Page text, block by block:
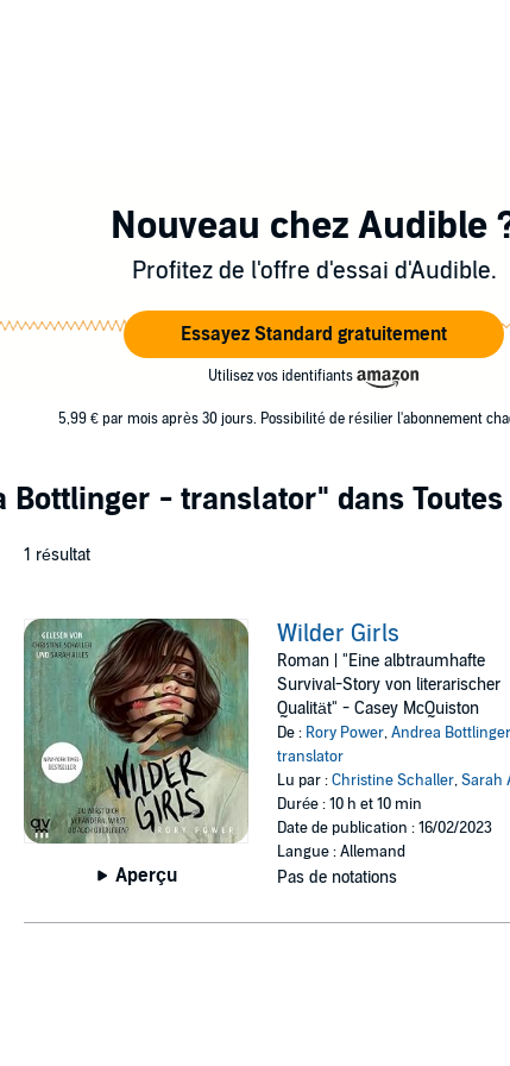
Nouveau chez Audible
Profitez de l'offre d'essai d'Audible.
Essayez Standard gratuitement
Utilisez vos identifiants
5,99 € par mois après 30 jours. Possibilité de résilier l'abonnement
Bottlinger - translator" dans
1 résultat
Aperçu
Wilder Girls
Roman | "Eine albtraumhafte
Survival-Story von literarischer
Qualität" - Casey McQuiston
De : Rory Power,Andrea
translator
Lu par :Christine Schaller,Sarah
Durée : 10 h et 10 min
Date de publication : 16/02/2023
Langue : Allemand
Pas de notations